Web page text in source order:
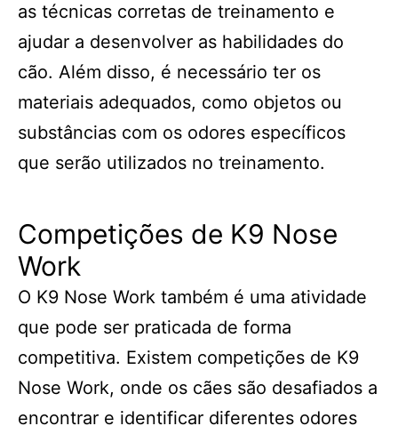
as técnicas corretas de treinamento e
ajudar a desenvolver as habilidades do
cão. Além disso, é necessário ter os
materiais adequados, como objetos ou
substâncias com os odores específicos
que serão utilizados no treinamento.
Competições de K9 Nose
Work
O K9 Nose Work também é uma atividade
que pode ser praticada de forma
competitiva. Existem competições de K9
Nose Work, onde os cães são desafiados a
encontrar e identificar diferentes odores